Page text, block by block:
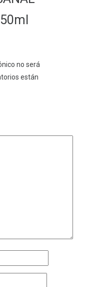
no será
están